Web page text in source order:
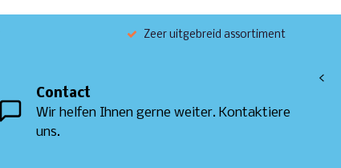
Zeer uitgebreid assortiment
Contact
Wir helfen Ihnen gerne weiter. Kontaktiere
uns.
<